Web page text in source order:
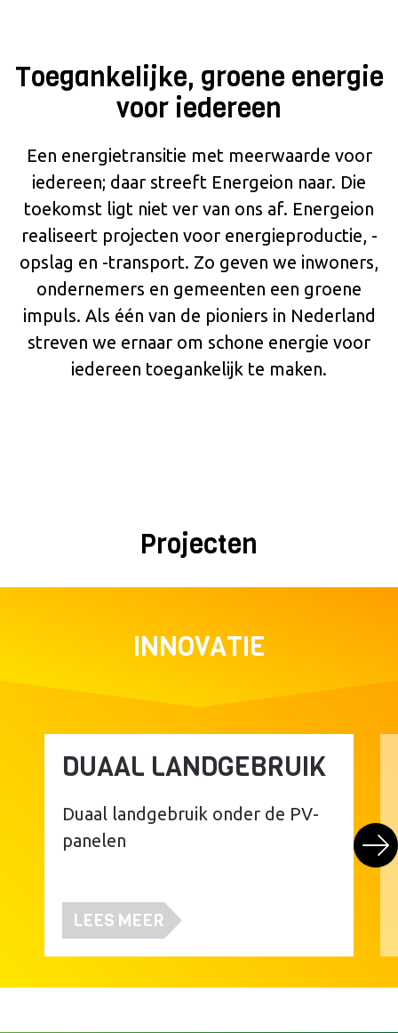
HELIHAVEN EN VERTIPORT BRANDERWAL
INNOVATIEHUB BRANDERWAL
ZONNEPARK BRANDERWAL
Toegankelijke, groene energie
voor iedereen
Een energietransitie met meerwaarde voor
iedereen; daar streeft Energeion naar. Die
toekomst ligt niet ver van ons af. Energeion
realiseert projecten voor energieproductie, -
opslag en -transport. Zo geven we inwoners,
ondernemers en gemeenten een groene
impuls. Als één van de pioniers in Nederland
streven we ernaar om schone energie voor
iedereen toegankelijk te maken.
Projecten
INNOVATIE
DUAAL LANDGEBRUIK
Duaal landgebruik onder de PV-
panelen
LEES MEER